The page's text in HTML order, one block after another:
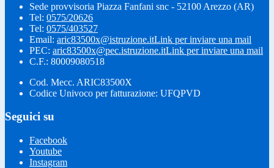
Sede provvisoria Piazza Fanfani snc - 52100 Arezzo (AR)
Tel: 0575/20626
Tel: 0575/403527
Email: aric83500x@istruzione.itLink per inviare una mail
PEC: aric83500x@pec.istruzione.itLink per inviare una mail
C.F.: 80009080518
Cod. Mecc. ARIC83500X
Codice Univoco per fatturazione: UFQPVD
Seguici su
Facebook
Youtube
Instagram